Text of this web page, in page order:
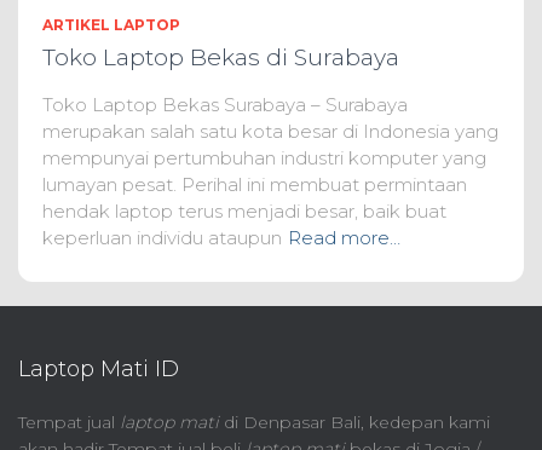
ARTIKEL LAPTOP
Toko Laptop Bekas di Surabaya
Toko Laptop Bekas Surabaya – Surabaya
merupakan salah satu kota besar di Indonesia yang
mempunyai pertumbuhan industri komputer yang
lumayan pesat. Perihal ini membuat permintaan
hendak laptop terus menjadi besar, baik buat
keperluan individu ataupun Read more…
Laptop Mati ID
Tempat jual laptop matidi Denpasar Bali, kedepan kami